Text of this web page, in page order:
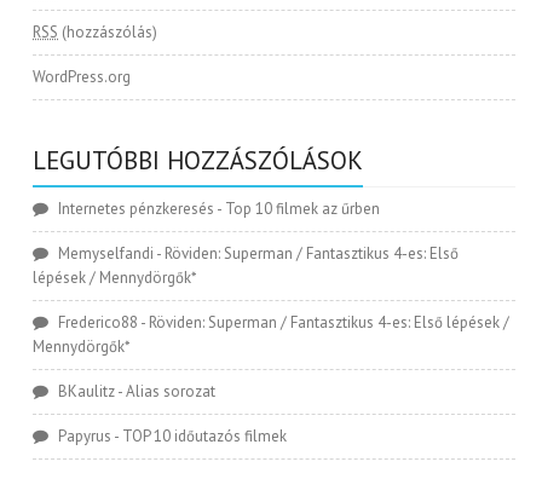
RSS (hozzászólás)
WordPress.org
LEGUTÓBBI HOZZÁSZÓLÁSOK
Internetes pénzkeresés - Top 10 filmek az űrben
Memyselfandi - Röviden: Superman / Fantasztikus 4-es: Első
lépések / Mennydörgők*
Frederico88 - Röviden: Superman / Fantasztikus 4-es: Első lépések /
Mennydörgők*
BKaulitz-Alias sorozat
Papyrus - TOP 10 időutazós filmek